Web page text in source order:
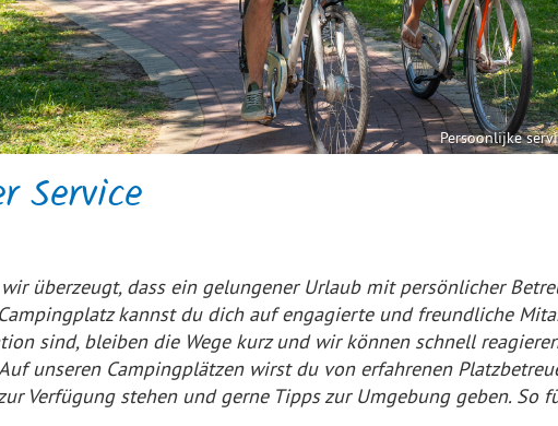
Persoonlijke
Service
überzeugt, dass ein gelungener Urlaub mit persönlicher
kannst du dich auf engagierte und freundliche
sind, bleiben die Wege kurz und wir können schnell
unseren Campingplätzen wirst du von erfahrenen
Verfügung stehen und gerne Tipps zur Umgebung geben.